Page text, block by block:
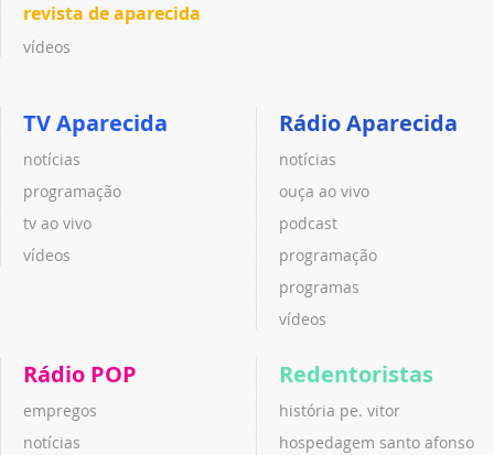
revista de aparecida
vídeos
TV Aparecida
notícias
programação
tv ao vivo
vídeos
Rádio Aparecida
notícias
ouça ao vivo
podcast
programação
programas
vídeos
Rádio POP
empregos
notícias
Redentoristas
história pe. vitor
hospedagem santo afonso